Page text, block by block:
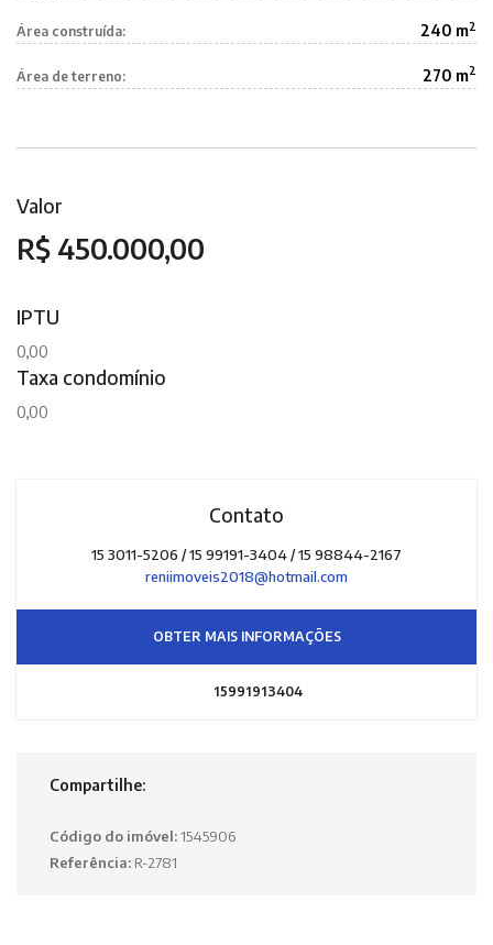
Área construída: 240 m2
Área de terreno: 270 m2
Valor
R$ 450.000,00
IPTU
0,00
Taxa condomínio
0,00
Contato
15 3011-5206 / 15 99191-3404 / 15 98844-2167
reniimoveis2018@hotmail.com
OBTER MAIS INFORMAÇÕES
15991913404
Compartilhe:
Código do imóvel:1545906
Referência: R-2781